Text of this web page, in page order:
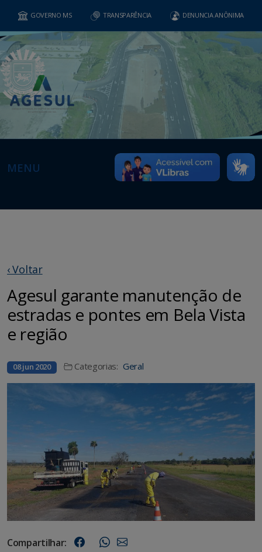
GOVERNO MS TRANSPARÊNCIA DENUNCIA ANÔNIMA
MENU
‹ Voltar
Agesul garante manutenção de
estradas e pontes em Bela Vista
e região
08 jun 2020 Categorias: Geral
Compartilhar: